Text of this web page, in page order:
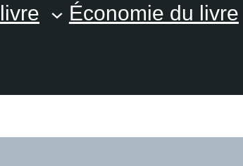
Économie du livre